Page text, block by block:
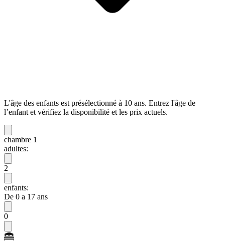
L'âge des enfants est présélectionné à 10 ans. Entrez l'âge de
l’enfant et vérifiez la disponibilité et les prix actuels.
chambre 1
adultes:
2
enfants:
De 0 a 17 ans
0